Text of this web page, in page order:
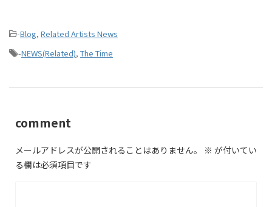
-Blog, Related Artists News
-NEWS(Related), The Time
comment
メールアドレスが公開されることはありません。 ※ が付いてい
る欄は必須項目です